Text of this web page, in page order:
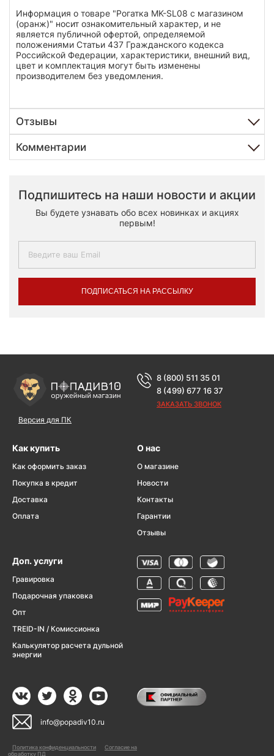
Информация о товаре "Рогатка MK-SL08 с магазином
(оранж)" носит ознакомительный характер, и не
является публичной офертой, определяемой
положениями Статьи 437 Гражданского кодекса
Российской Федерации, характеристики, внешний вид,
цвет и комплектация могут быть изменены
производителем без уведомления.
Отзывы
Комментарии
Подпишитесь на наши новости и акции
Вы будете узнавать обо всех новинках и акциях
первым!
ПОДПИСАТЬСЯ НА РАССЫЛКУ
Версия для ПК
8 (800) 511 35 01
8 (499) 677 16 37
ЗАКАЗАТЬ ЗВОНОК
Как купить
Как оформить заказ
Покупка в кредит
Доставка
Оплата
О нас
О магазине
Новости
Контакты
Гарантии
Отзывы
Доп. услуги
Гравировка
Подарочная упаковка
Опт
TREID-IN / Комиссионка
Калькулятор расчета дульной
энергии
info@popadiv10.ru
Политика конфиденциальности
Согласие на
обработку ПД